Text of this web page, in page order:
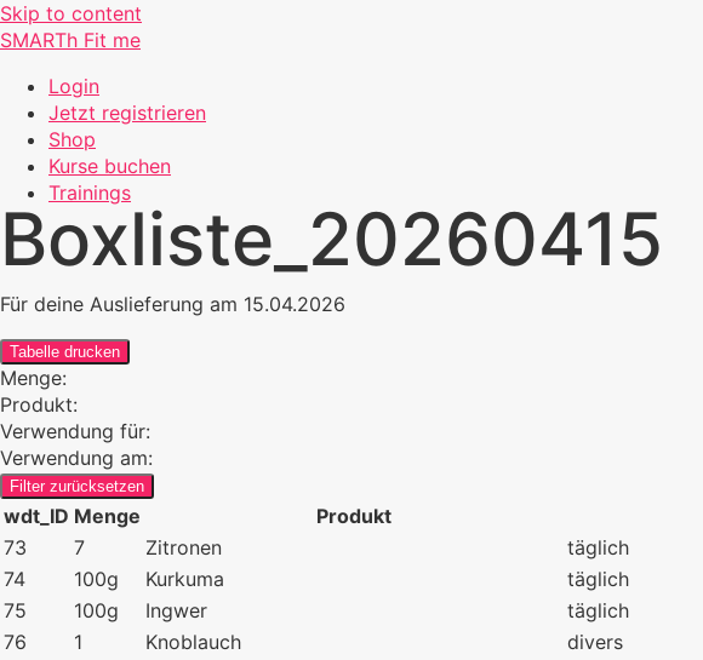
Skip to content
SMARTh Fit me
Login
Jetzt registrieren
Shop
Kurse buchen
Trainings
Boxliste_20260415
Für deine Auslieferung am 15.04.2026
Tabelle drucken
Menge:
Produkt:
Verwendung für:
Verwendung am:
Filter zurücksetzen
wdt_ID Menge Produkt
73
7 Zitronen täglich
74
100g Kurkuma täglich
75
100g Ingwer täglich
76
1 Knoblauch divers